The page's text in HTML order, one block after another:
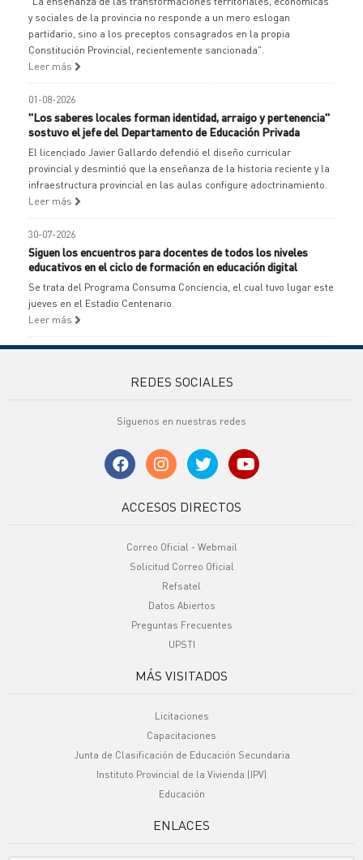
y sociales de la provincia no responde a un mero eslogan
partidario, sino a los preceptos consagrados en la propia
Constitución Provincial, recientemente sancionada".
Leer más
01-08-2026
"Los saberes locales forman identidad, arraigo y pertenencia"
sostuvo el jefe del Departamento de Educación Privada
El licenciado Javier Gallardo defendió el diseño curricular
provincial y desmintió que la enseñanza de la historia reciente y la
infraestructura provincial en las aulas configure adoctrinamiento.
Leer más
30-07-2026
Siguen los encuentros para docentes de todos los niveles
educativos en el ciclo de formación en educación digital
Se trata del Programa Consuma Conciencia, el cual tuvo lugar este
jueves en el Estadio Centenario.
Leer más
REDES SOCIALES
Síguenos en nuestras redes
ACCESOS DIRECTOS
Correo Oficial - Webmail
Solicitud Correo Oficial
Refsatel
Datos Abiertos
Preguntas Frecuentes
UPSTI
MÁS VISITADOS
Licitaciones
Capacitaciones
Junta de Clasificación de Educación Secundaria
Instituto Provincial de la Vivienda (IPV)
Educación
ENLACES